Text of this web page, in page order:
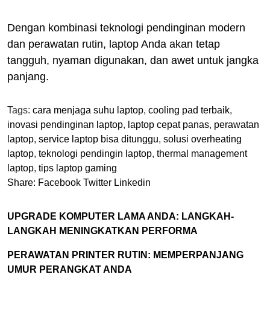
Dengan kombinasi teknologi pendinginan modern
dan perawatan rutin, laptop Anda akan tetap
tangguh, nyaman digunakan, dan awet untuk jangka
panjang.
Tags: cara menjaga suhu laptop, cooling pad terbaik,
inovasi pendinginan laptop, laptop cepat panas, perawatan
laptop, service laptop bisa ditunggu, solusi overheating
laptop, teknologi pendingin laptop, thermal management
laptop, tips laptop gaming
Share: Facebook Twitter Linkedin
UPGRADE KOMPUTER LAMA ANDA: LANGKAH-
LANGKAH MENINGKATKAN PERFORMA
PERAWATAN PRINTER RUTIN: MEMPERPANJANG
UMUR PERANGKAT ANDA